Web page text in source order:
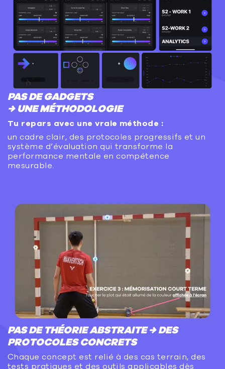
PAS DE GADGETS
→ UNE MÉTHODOLOGIE
Tu repars avec une vraie méthode :
un cadre clair, des protocoles progressifs et un
système d’évaluation qui transforme la
performance mentale en compétence
mesurable.
PAS DE THÉORIE ABSTRAITE → DES
PROTOCOLES CONCRETS
Chaque concept est relié à des cas terrain, des
tests pratiques et des outils applicables dès